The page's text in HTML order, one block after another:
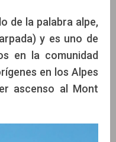
de la palabra alpe,
y es uno de
en la comunidad
en los Alpes
ascenso al Mont